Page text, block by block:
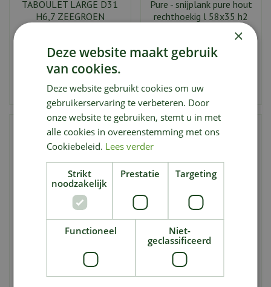
TABOULET LARGE D31
H6,7 ZEEGROEN
Aan vergelijking toevoegen
Pure - snijplank pure hout
rechthoekig l 58x35 h2
Aan vergelijking toevoegen
bruin La Mère
€ 135,00
Vase s brown black pure -
pascale naessens
€ 100,00
×
Deze website maakt gebruik
van cookies.
Deze website gebruikt cookies om uw
gebruikerservaring te verbeteren. Door
onze website te gebruiken, stemt u in met
alle cookies in overeenstemming met ons
Cookiebeleid. Lees verder
Strikt
noodzakelijk
Prestatie Targeting
Functioneel
Niet-
geclassificeerd